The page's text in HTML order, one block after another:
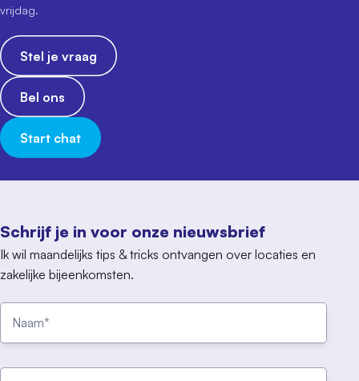
Schrijf je in voor onze nieuwsbrief
Ik wil maandelijks tips & tricks ontvangen over locaties en
zakelijke bijeenkomsten.
vrijdag.
Stel je vraag
Bel ons
Start chat